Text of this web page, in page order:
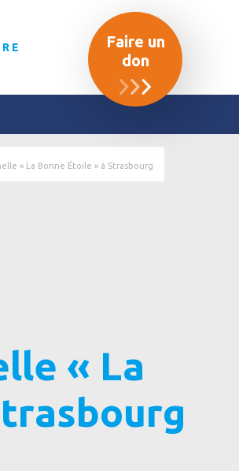
Faire un
don
« La Bonne Étoile » à Strasbourg
« La